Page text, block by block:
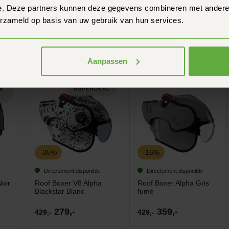
Deze partners kunnen deze gegevens combineren met
op basis van uw gebruik van hun services.
Aanpassen
Roof RO9 Boxxer 2 Gris
Roof RO9 Boxxer 2
SUPERDEAL
-35%
Directement disponible
Roof Boxer V8 Alpha
Blackstar Blanc
429,-279,-
-16%
Directement disponible
Roof Boxer Alpha Gris
fumé
429,-359,-